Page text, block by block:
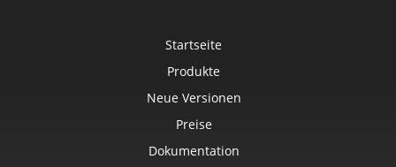
Startseite
Produkte
Neue Versionen
Preise
Dokumentation